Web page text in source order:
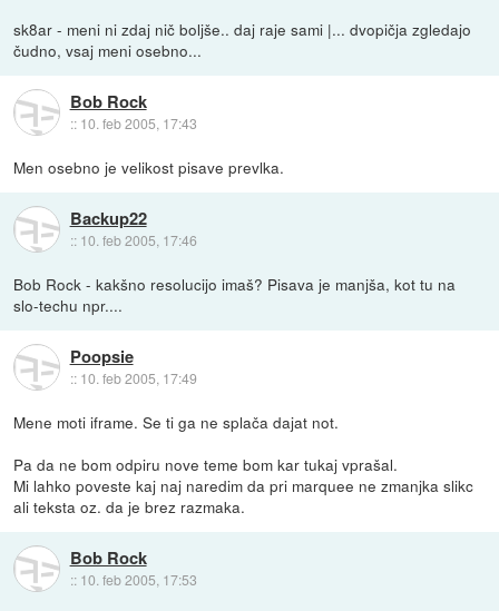
sk8ar - meni ni zdaj nič boljše.. daj raje sami |... dvopičja zgledajo
čudno, vsaj meni osebno...
Bob Rock
:: 10. feb 2005, 17:43
Men osebno je velikost pisave prevlka.
Backup22
:: 10. feb 2005, 17:46
Bob Rock - kakšno resolucijo imaš? Pisava je manjša, kot tu na
slo-techu npr....
Poopsie
:: 10. feb 2005, 17:49
Mene moti iframe. Se ti ga ne splača dajat not.
Pa da ne bom odpiru nove teme bom kar tukaj vprašal.
Mi lahko poveste kaj naj naredim da pri marquee ne zmanjka slikc
ali teksta oz. da je brez razmaka.
Bob Rock
:: 10. feb 2005, 17:53